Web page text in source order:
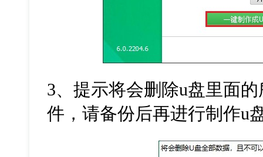
3、提示将会删除u盘里面
件，请备份后再进行制作u